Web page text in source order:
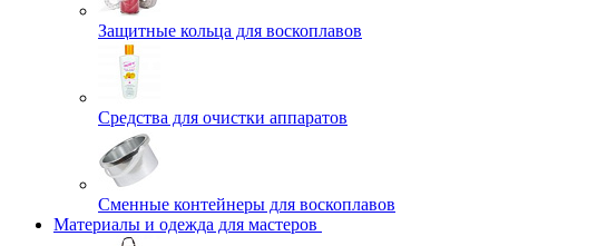
Защитные кольца для воскоплавов
Средства для очистки аппаратов
Сменные контейнеры для воскоплавов
Материалы и одежда для мастеров